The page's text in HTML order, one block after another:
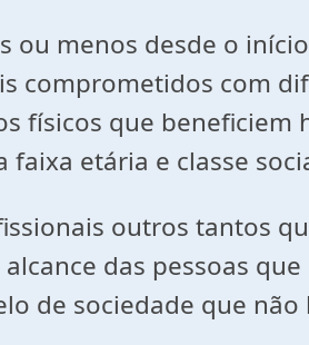
ou menos desde o
comprometidos com
físicos que
etária e classe
outros tantos
das pessoas
de sociedade que